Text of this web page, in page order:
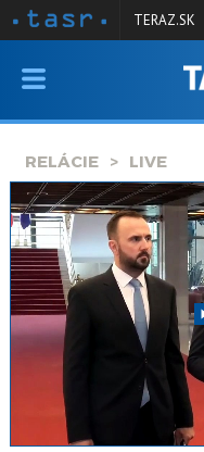
VYSIELANIE
SPRAVODAJSTVO
KONTAKT
ARCHÍV
TERAZ.SK
RELÁCIE LIVE